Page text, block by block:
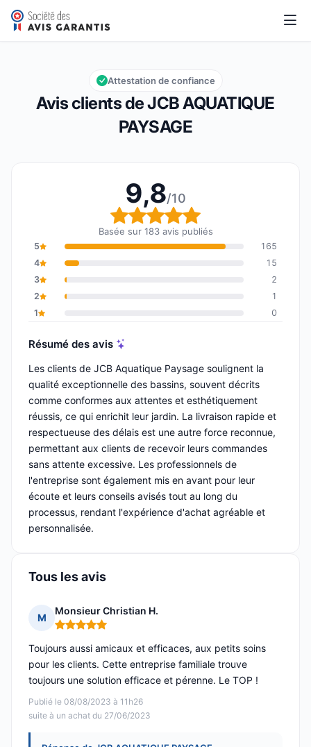
JCB AQUATIQUE PAYSAGE
Note globale : 9,8 sur 10
9,8/10
Avis clients de JCB AQUATIQUE
PAYSAGE
Attestation de confiance
9,8/10
Note globale : 9,8 sur
Basée sur 183 avis publiés
5
165
4
15
3
2
2
1
1
0
Résumé des avis
Les clients de JCB Aquatique Paysage soulignent la
qualité exceptionnelle des bassins, souvent décrits
comme conformes aux attentes et esthétiquement
réussis, ce qui enrichit leur jardin. La livraison rapide et
respectueuse des délais est une autre force reconnue,
permettant aux clients de recevoir leurs commandes
sans attente excessive. Les professionnels de
l'entreprise sont également mis en avant pour leur
écoute et leurs conseils avisés tout au long du
processus, rendant l'expérience d'achat agréable et
personnalisée.
Tous les avis
M
Monsieur Christian H.
Note : 5 sur 5
Publié le 08/08/2023 à 11h26
suite à un achat du 27/06/2023
Toujours aussi amicaux et efficaces, aux petits soins
pour les clients. Cette entreprise familiale trouve
toujours une solution efficace et pérenne. Le TOP !